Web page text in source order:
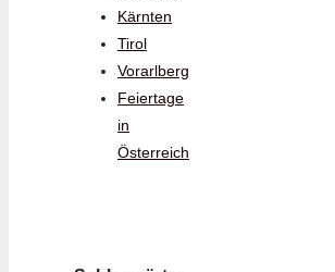
Kärnten
Tirol
Vorarlberg
Feiertage
in
Österreich